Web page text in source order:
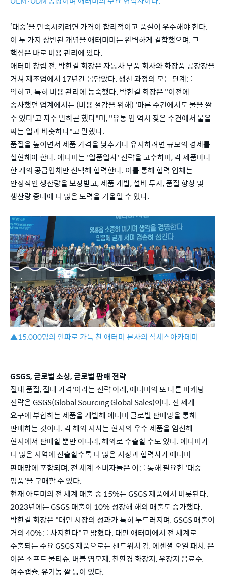
‘대중’을 만족시키려면 가격이 합리적이고 품질이 우수해야 한다.
이 두 가지 상반된 개념을 애터미미는 완벽하게 결합했으며, 그
핵심은 바로 비용 관리에 있다.
애터미 창립 전, 박한길 회장은 자동차 부품 회사와 화장품 공장장을
거쳐 제조업에서 17년간 몸담았다. 생산 과정의 모든 단계를
익히고, 특히 비용 관리에 능숙했다. 박한길 회장은 "이전에
종사했던 업계에서는 (비용 절감을 위해) '마른 수건에서도 물을 짤
수 있다'고 자주 말하곤 했다"며, "유통 업 역시 젖은 수건에서 물을
짜는 일과 비슷하다"고 말했다.
품질을 높이면서 제품 가격을 낮추거나 유지하려면 규모의 경제를
실현해야 한다. 애터미는 '일품일사' 전략을 고수하며, 각 제품마다
한 개의 공급업체만 선택해 협력한다. 이를 통해 협력 업체는
안정적인 생산량을 보장받고, 제품 개발, 설비 투자, 품질 향상 및
생산량 증대에 더 많은 노력을 기울일 수 있다.
▲15,000명의 인파로 가득 찬 애터미 본사의 석세스아카데미
GSGS, 글로벌 소싱, 글로벌 판매 전략
절대 품질, 절대 가격'이라는 전략 아래, 애터미의 또 다른 마케팅
전략은 GSGS(Global Sourcing Global Sales)이다. 전 세계
요구에 부합하는 제품을 개발해 애터미 글로벌 판매망을 통해
판매하는 것이다. 각 해외 지사는 현지의 우수 제품을 엄선해
현지에서 판매할 뿐만 아니라, 해외로 수출할 수도 있다. 애터미가
더 많은 지역에 진출할수록 더 많은 시장과 협력사가 애터미
판매망에 포함되며, 전 세계 소비자들은 이를 통해 필요한 '대중
명품'을 구매할 수 있다.
현재 아토미의 전 세계 매출 중 15%는 GSGS 제품에서 비롯된다.
2023년에는 GSGS 매출이 10% 성장해 해외 매출도 증가했다.
박한길 회장은 "대만 시장의 성과가 특히 두드러지며, GSGS 매출이
거의 40%를 차지한다"고 밝혔다. 대만 애터미에서 전 세계로
수출되는 주요 GSGS 제품으로는 샌드위치 김, 에센셜 오일 패치, 은
이온 소프트 물티슈, 버블 염모제, 친환경 화장지, 우장지 음료수,
여주캡슐, 유기농 쌀 등이 있다.